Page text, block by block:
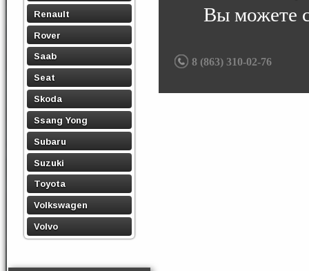
Renault
Rover
Saab
Seat
Skoda
Ssang Yong
Subaru
Suzuki
Toyota
Volkswagen
Volvo
Вы можете
8 (863) 310-02-76